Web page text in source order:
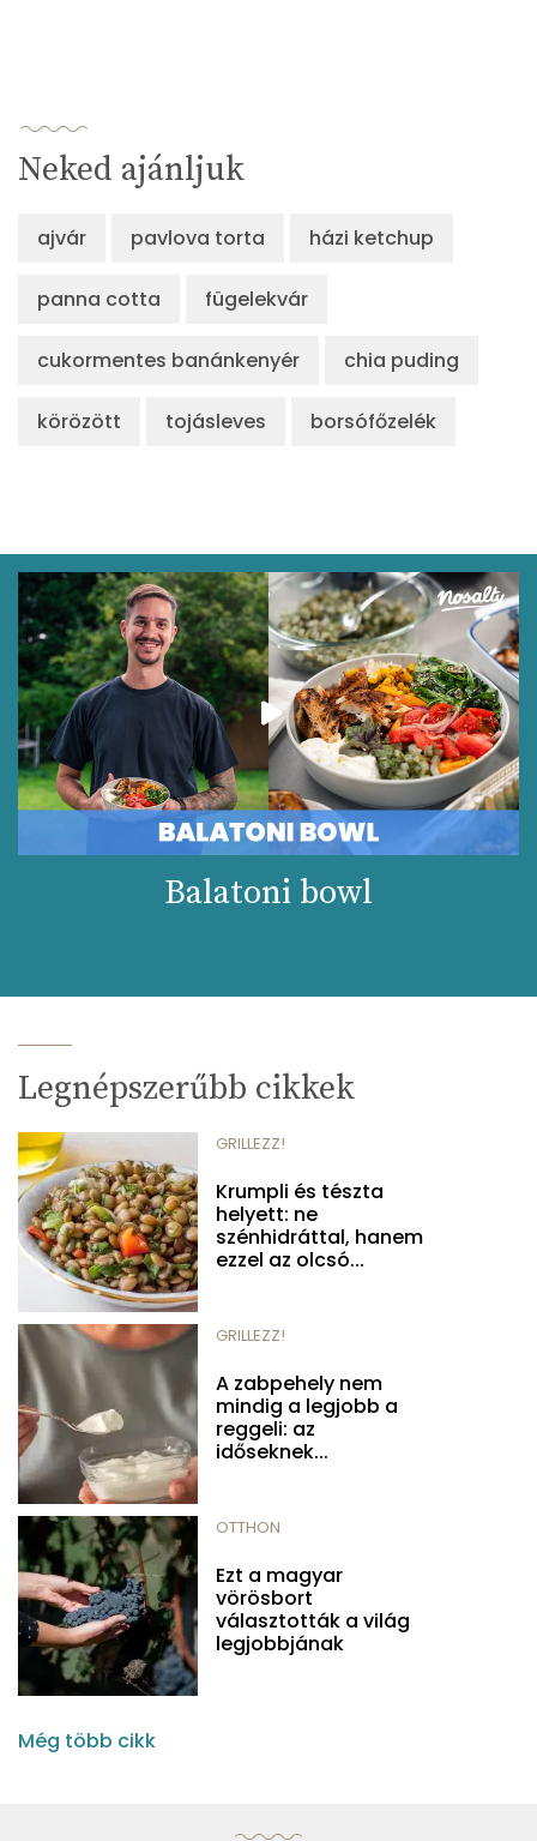
Neked ajánljuk
ajvár pavlova torta házi ketchup
panna cotta fügelekvár
cukormentes banánkenyér chia puding
körözött tojásleves borsófőzelék
Balatoni bowl
Legnépszerűbb cikkek
GRILLEZZ!
Krumpli és tészta
helyett: ne
szénhidráttal, hanem
ezzel az olcsó...
GRILLEZZ!
A zabpehely nem
mindig a legjobb a
reggeli: az
időseknek...
OTTHON
Ezt a magyar
vörösbort
választották a világ
legjobbjának
Még több cikk